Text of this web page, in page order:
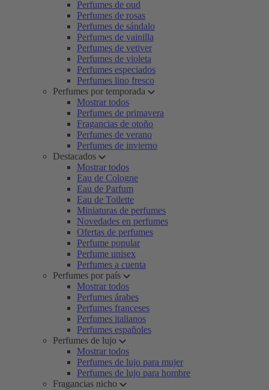
Perfumes de oud
Perfumes de rosas
Perfumes de sándalo
Perfumes de vainilla
Perfumes de vetiver
Perfumes de violeta
Perfumes especiados
Perfumes lino fresco
Perfumes por temporada
Mostrar todos
Perfumes de primavera
Fragancias de otoño
Perfumes de verano
Perfumes de invierno
Destacados
Mostrar todos
Eau de Cologne
Eau de Parfum
Eau de Toilette
Miniaturas de perfumes
Novedades en perfumes
Ofertas de perfumes
Perfume popular
Perfume unisex
Perfumes a cuenta
Perfumes por país
Mostrar todos
Perfumes árabes
Perfumes franceses
Perfumes italianos
Perfumes españoles
Perfumes de lujo
Mostrar todos
Perfumes de lujo para mujer
Perfumes de lujo para hombre
Fragancias nicho